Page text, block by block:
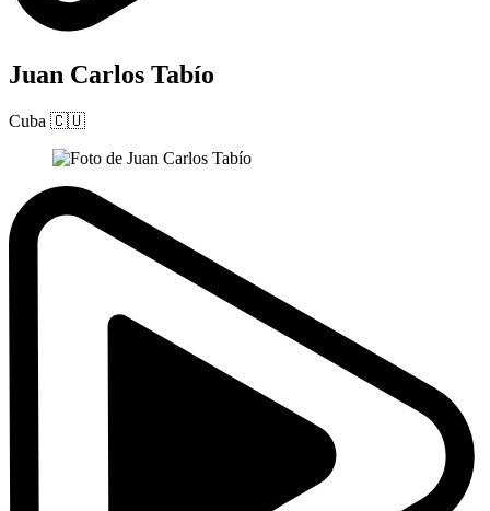
Juan Carlos Tabío
Cuba 🇨🇺